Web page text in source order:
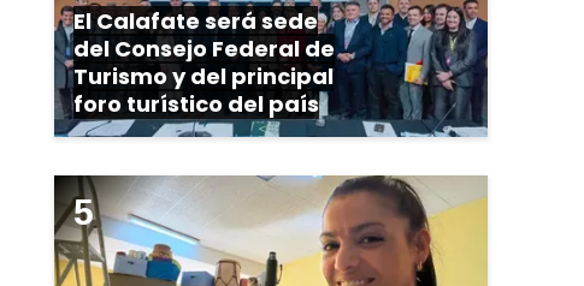
El Calafate será sede
del Consejo Federal de
Turismo y del principal
foro turístico del país